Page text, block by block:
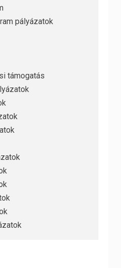
pályázatok
támogatás